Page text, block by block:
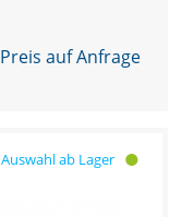
Preis auf Anfrage
Auswahl ab Lager